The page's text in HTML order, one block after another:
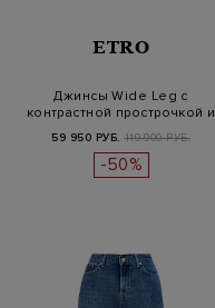
ETRO
Джинсы Wide Leg с
контрастной прострочкой и
нашивкой и…
59 950 РУБ. 119 900 РУБ.
-50%